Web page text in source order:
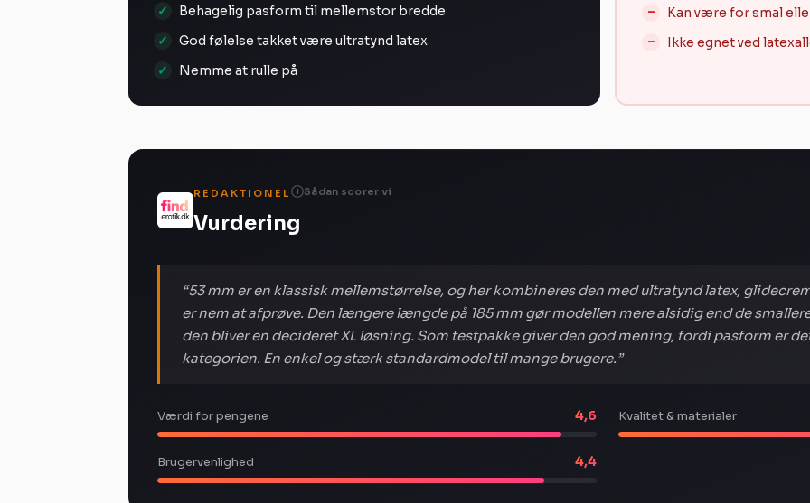
Behagelig pasform til mellemstor bredde
God følelse takket være ultratynd latex
Nemme at rulle på
Kan være for smal
Ikke egnet ved
REDAKTIONEL i Sådan scorer vi
Vurdering
“53 mm er en klassisk mellemstørrelse, og her kombineres den med ultratynd latex,
er nem at afprøve. Den længere længde på 185 mm gør modellen mere alsidig end de
den bliver en decideret XL løsning. Som testpakke giver den god mening, fordi pasform er
kategorien. En enkel og stærk standardmodel til mange brugere.”
Værdi for pengene 4,6 Kvalitet & materialer
Brugervenlighed 4,4